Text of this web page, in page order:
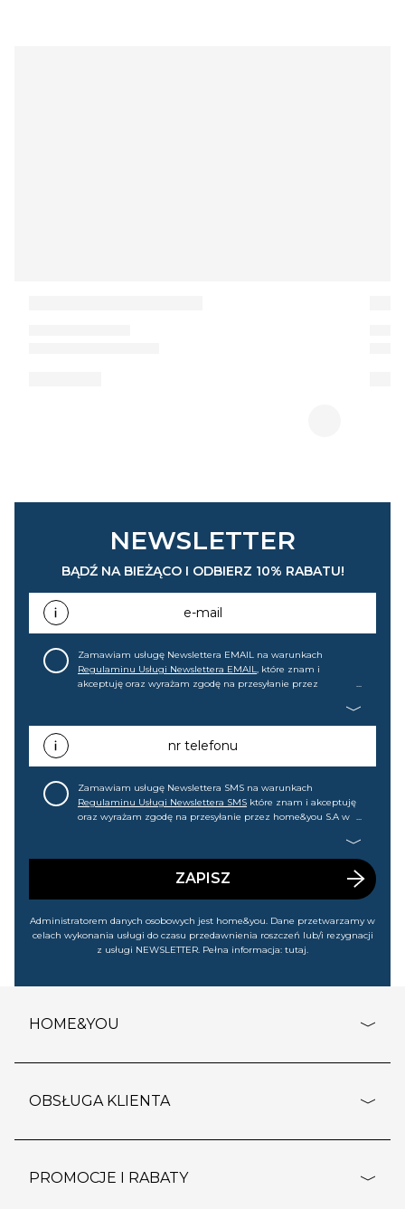
NEWSLETTER
BĄDŹ NA BIEŻĄCO I ODBIERZ 10% RABATU!
e-mail
Zamawiam usługę Newslettera EMAIL na warunkach
Regulaminu Usługi Newslettera EMAIL, które znam i
akceptuję oraz wyrażam zgodę na przesyłanie przez
promocjach, wyprzedażach). Wiem, że mogę tę zgodę w
każdej chwili cofnąć.nr telefonu
Zamawiam usługę Newslettera SMS na warunkach
Regulaminu Usługi Newslettera SMS które znam i akceptuję
oraz wyrażam zgodę na przesyłanie przez home&you S.A w
wyprzedażach). Wiem, że mogę tę zgodę w każdej chwili
ZAPISZ
Administratorem danych osobowych jest home&you. Dane przetwarzamy w
celach wykonania usługi do czasu przedawnienia roszczeń lub/i rezygnacji
z usługi NEWSLETTER. Pełna informacja: tutaj.
HOME&YOU
o firmie
polityka prywatności
OBSŁUGA KLIENTA
dostawy i płatność
PROMOCJE I RABATY